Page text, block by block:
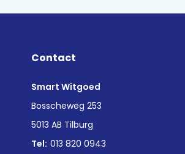
Contact
Smart Witgoed
Bosscheweg 253
5013 AB Tilburg
Tel: 013 820 0943